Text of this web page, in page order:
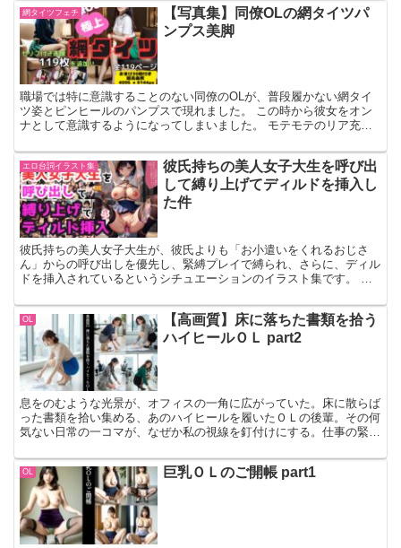
網タイツフェチ
【写真集】同僚OLの網タイツパ
ンプス美脚
職場では特に意識することのない同僚のOLが、普段履かない網タイ
ツ姿とピンヒールのパンプスで現れました。 この時から彼女をオン
ナとして意識するようになってしまいました。 モテモテのリア充女
エロ台詞イラスト集
彼氏持ちの美人女子大生を呼び出
して縛り上げてディルドを挿入し
た件
彼氏持ちの美人女子大生が、彼氏よりも「お小遣いをくれるおじさ
ん」からの呼び出しを優先し、緊縛プレイで縛られ、さらに、ディル
ドを挿入されているというシチュエーションのイラスト集です。 現
OL
【高画質】床に落ちた書類を拾う
ハイヒールＯＬ part2
息をのむような光景が、オフィスの一角に広がっていた。床に散らば
った書類を拾い集める、あのハイヒールを履いたＯＬの後輩。その何
気ない日常の一コマが、なぜか私の視線を釘付けにする。仕事の緊迫
OL 巨乳ＯＬのご開帳 part1